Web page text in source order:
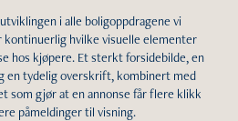
i alle boligoppdragene vi
kontinuerlig hvilke visuelle elementer
hos kjøpere. Et sterkt forsidebilde, en
en tydelig overskrift, kombinert med
som gjør at en annonse får flere klikk
påmeldinger til visning.